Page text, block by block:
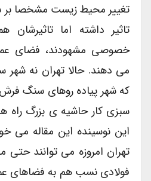
تغییر محیط زیست مشخصا بر
تاثیر داشته اما تاثیرشان
خصوصی مشهودند، فضای
می دهند. حالا تهران نه شهر
که شهر پیاده روهای سنگ
سبزی کار حاشیه ی بزرگ
این نوسینده این مقاله می
تهران امروزه می توانند حتی
فولادی نسب هم به فضاهای